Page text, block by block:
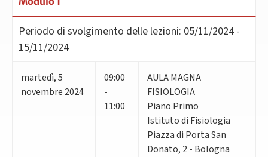
Periodo di svolgimento delle lezioni: 05/11/2024 -
15/11/2024
martedì,5
novembre 2024
09:00
-
11:00
AULA MAGNA
FISIOLOGIA
Piano Primo
Istituto di Fisiologia
Piazza di Porta San
Donato, 2 - Bologna